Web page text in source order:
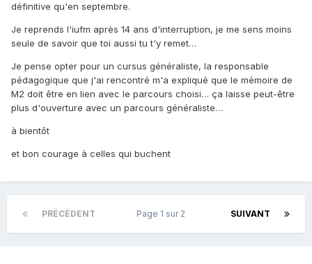
définitive qu'en septembre.
Je reprends l'iufm après 14 ans d'interruption, je me sens moins
seule de savoir que toi aussi tu t'y remet…
Je pense opter pour un cursus généraliste, la responsable
pédagogique que j'ai rencontré m'a expliqué que le mémoire de
M2 doit être en lien avec le parcours choisi… ça laisse peut-être
plus d'ouverture avec un parcours généraliste…
à bientôt
et bon courage à celles qui buchent
PRÉCÉDENT SUIVANT
Page 1 sur 2